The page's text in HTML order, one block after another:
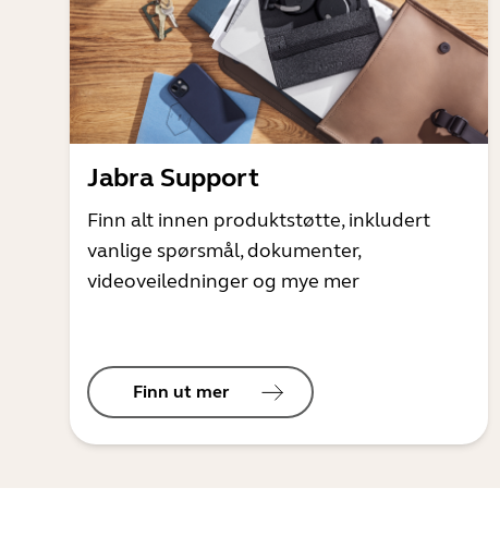
Jabra Support
Finn alt innen produktstøtte, inkludert
vanlige spørsmål, dokumenter,
videoveiledninger og mye mer
Finn ut mer